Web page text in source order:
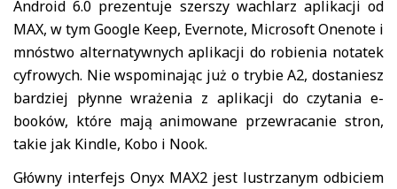
Android 6.0 prezentuje szerszy wachlarz aplikacji od
MAX, w tym Google Keep, Evernote, Microsoft Onenote i
mnóstwo alternatywnych aplikacji do robienia notatek
cyfrowych. Nie wspominając już o trybie A2, dostaniesz
bardziej płynne wrażenia z aplikacji do czytania e-
booków, które mają animowane przewracanie stron,
takie jak Kindle, Kobo i Nook.
Główny interfejs Onyx MAX2 jest lustrzanym odbiciem